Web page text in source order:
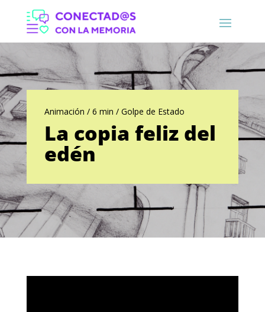
Animación / 6 min / Golpe de Estado
La copia feliz del
edén